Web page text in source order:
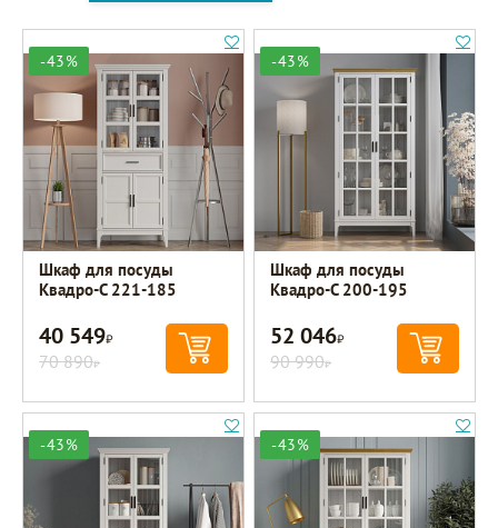
-43%
Шкаф для посуды
Квадро-С 221-185
40 549Р
70 890Р
-43%
Шкаф для посуды
Квадро-С 200-195
52 046Р
90 990Р
-43% -43%